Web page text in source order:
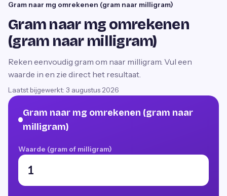
Gram naar mg omrekenen (gram naar milligram)
Gram naar mg omrekenen
(gram naar milligram)
Reken eenvoudig gram om naar milligram. Vul een
waarde in en zie direct het resultaat.
Laatst bijgewerkt: 3 augustus 2026
Gram naar mg omrekenen (gram naar
milligram)
Waarde (gram of milligram)